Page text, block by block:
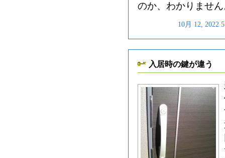
のか、わかりませ
10月 12, 2022
入居時の鍵が違う